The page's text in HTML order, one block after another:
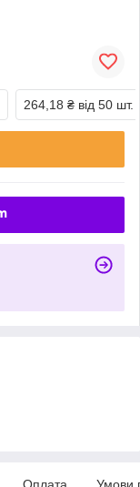
264,18 ₴ від 50 шт.
Оплата Умови